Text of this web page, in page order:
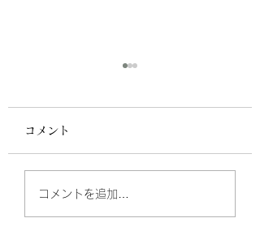
#46 じゃがいもを美味
しく茹でるコツ
コメント
コメントを追加…